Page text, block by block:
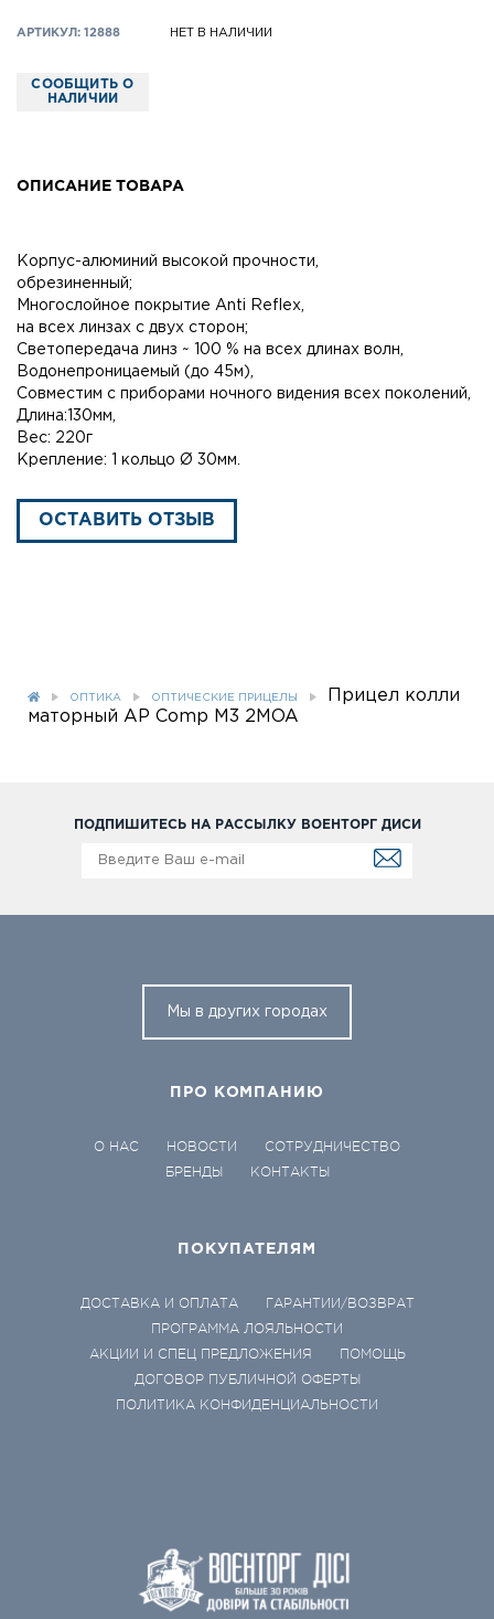
АРТИКУЛ: 12888 НЕТ В НАЛИЧИИ
СООБЩИТЬ О
НАЛИЧИИ
ОПИСАНИЕ ТОВАРА
Kорпус-алюминий высокой прочности,
обрезиненный;
Mногослойное покрытие Anti Reflex,
на всех линзах с двух сторон;
Светопередача линз ~ 100 % на всех длинах волн,
Водонепроницаемый (до 45м),
Совместим с приборами ночного видения всех поколений,
Длина:130мм,
Вес: 220г
Крепление: 1 кольцо Ø 30мм.
ОСТАВИТЬ ОТЗЫВ
ОПТИКА ОПТИЧЕСКИЕ ПРИЦЕЛЫ
Прицел колли
маторный AP Comp M3 2MOA
ПОДПИШИТЕСЬ НА РАССЫЛКУ ВОЕНТОРГ ДИСИ
Мы в других городах
ПРО КОМПАНИЮ
О НАС НОВОСТИ
СОТРУДНИЧЕСТВО
БРЕНДЫ
КОНТАКТЫ
ПОКУПАТЕЛЯМ
ДОСТАВКА И ОПЛАТА
ГАРАНТИИ/ВОЗВРАТ
ПРОГРАММА ЛОЯЛЬНОСТИ
АКЦИИ И СПЕЦ ПРЕДЛОЖЕНИЯ
ПОМОЩЬ
ДОГОВОР ПУБЛИЧНОЙ ОФЕРТЫ
ПОЛИТИКА КОНФИДЕНЦИАЛЬНОСТИ